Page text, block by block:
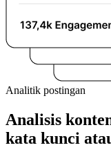
Analitik postingan
Analisis
kata kunci